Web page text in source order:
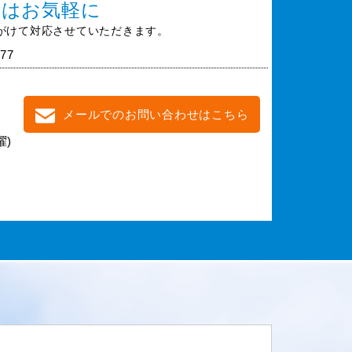
お気軽に
て対応させていただきます。
)
メールでのお問い合わせはこちら